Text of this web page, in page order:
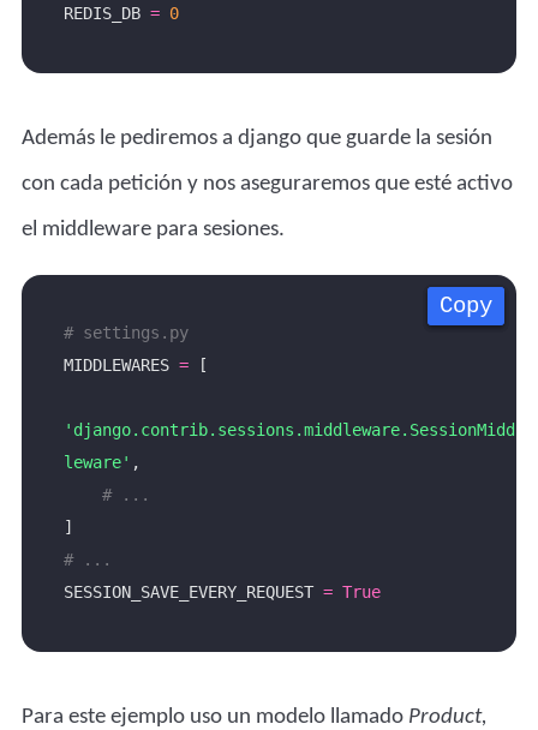
REDIS_DB = 0
Además le pediremos a django que guarde la sesión
con cada petición y nos aseguraremos que esté activo
el middleware para sesiones.
Copy
Copy
Copy
Copy
# settings.py
MIDDLEWARES =
'django.contrib.sessions.middleware.SessionMidd
leware'
# ...
# ...
SESSION_SAVE_EVERY_REQUEST = True
Para este ejemplo uso un modelo llamado Product,